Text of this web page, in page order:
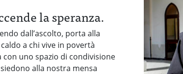
la speranza.
dall’ascolto, porta alla
a chi vive in povertà
uno spazio di condivisione
alla nostra mensa